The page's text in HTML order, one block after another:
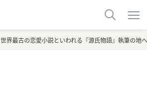
世界最古の恋愛小説といわれる『源氏物語』執筆の地